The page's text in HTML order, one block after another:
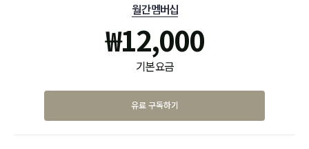
월간 멤버십
₩12,000
기본 요금
유료 구독하기